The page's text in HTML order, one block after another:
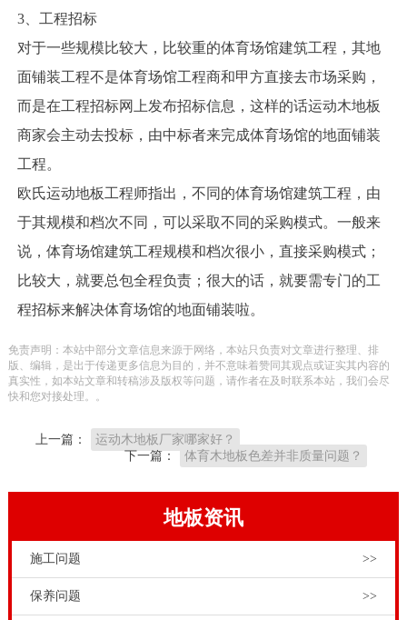
3、工程招标
对于一些规模比较大，比较重的体育场馆建筑工程，其地
面铺装工程不是体育场馆工程商和甲方直接去市场采购，
而是在工程招标网上发布招标信息，这样的话运动木地板
商家会主动去投标，由中标者来完成体育场馆的地面铺装
工程。
欧氏运动地板工程师指出，不同的体育场馆建筑工程，由
于其规模和档次不同，可以采取不同的采购模式。一般来
说，体育场馆建筑工程规模和档次很小，直接采购模式；
比较大，就要总包全程负责；很大的话，就要需专门的工
程招标来解决体育场馆的地面铺装啦。
免责声明：本站中部分文章信息来源于网络，本站只负责对文章进行整理、排
版、编辑，是出于传递更多信息为目的，并不意味着赞同其观点或证实其内容的
真实性，如本站文章和转稿涉及版权等问题，请作者在及时联系本站，我们会尽
快和您对接处理。。
上一篇：
运动木地板厂家哪家好？
下一篇：
体育木地板色差并非质量问题？
地板资讯
施工问题 >>
保养问题 >>